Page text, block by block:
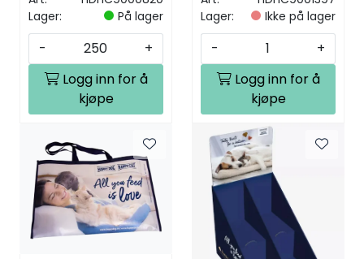
Lager:
På lager
-
+
Logg inn for å
kjøpe
Lager:
Ikke på lager
-
+
Logg inn for å
kjøpe